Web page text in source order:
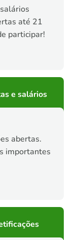
até 21
participar!
e salários
abertas.
importantes